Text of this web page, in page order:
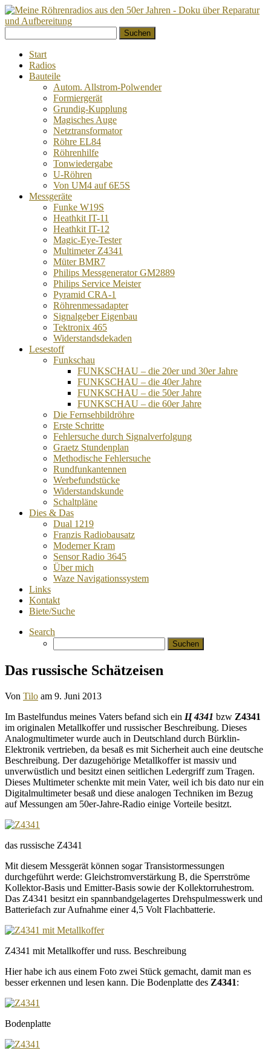
zum
Inhalt
nach:
Start
Radios
Bauteile
Autom. Allstrom-Polwender
Formiergerät
Grundig-Kupplung
Magisches Auge
Netztransformator
Röhre EL84
Röhrenhilfe
Tonwiedergabe
U-Röhren
Von UM4 auf 6E5S
Messgeräte
Funke W19S
Heathkit IT-11
Heathkit IT-12
Magic-Eye-Tester
Multimeter Z4341
Müter BMR7
Philips Messgenerator GM2889
Philips Service Meister
Pyramid CRA-1
Röhrenmessadapter
Signalgeber Eigenbau
Tektronix 465
Widerstandsdekaden
Lesestoff
Funkschau
FUNKSCHAU – die 20er und 30er Jahre
FUNKSCHAU – die 40er Jahre
FUNKSCHAU – die 50er Jahre
FUNKSCHAU – die 60er Jahre
Die Fernsehbildröhre
Erste Schritte
Fehlersuche durch Signalverfolgung
Graetz Stundenplan
Methodische Fehlersuche
Rundfunkantennen
Werbefundstücke
Widerstandskunde
Schaltpläne
Dies & Das
Dual 1219
Franzis Radiobausatz
Moderner Kram
Sensor Radio 3645
Über mich
Waze Navigationssystem
Links
Kontakt
Biete/Suche
Search
nach:
Das russische Schätzeisen
Von Tilo am 9. Juni 2013
Im Bastelfundus meines Vaters befand sich ein Ц 4341 bzw Z4341
im originalen Metallkoffer und russischer Beschreibung. Dieses
Analogmultimeter wurde auch in Deutschland durch Bürklin-
Elektronik vertrieben, da besaß es mit Sicherheit auch eine deutsche
Beschreibung. Der dazugehörige Metallkoffer ist massiv und
unverwüstlich und besitzt einen seitlichen Ledergriff zum Tragen.
Dieses Multimeter schenkte mit mein Vater, weil ich bis dato nur ein
Digitalmultimeter besaß und diese analogen Techniken im Bezug
auf Messungen am 50er-Jahre-Radio einige Vorteile besitzt.
das russische Z4341
Mit diesem Messgerät können sogar Transistormessungen
durchgeführt werde: Gleichstromverstärkung B, die Sperrströme
Kollektor-Basis und Emitter-Basis sowie der Kollektorruhestrom.
Das Z4341 besitzt ein spannbandgelagertes Drehspulmesswerk und
Batteriefach zur Aufnahme einer 4,5 Volt Flachbatterie.
Z4341 mit Metallkoffer und russ. Beschreibung
Hier habe ich aus einem Foto zwei Stück gemacht, damit man es
besser erkennen und lesen kann. Die Bodenplatte des Z4341:
Bodenplatte